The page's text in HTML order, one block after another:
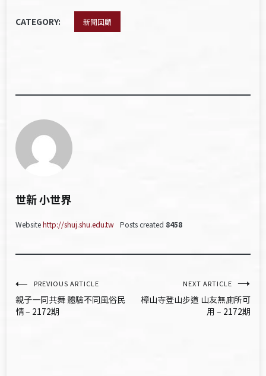
CATEGORY: 新聞回顧
世新 小世界
Websitehttp://shuj.shu.edu.tw Posts created 8458
文
章
PREVIOUS ARTICLE
親子一同共舞 體驗不同風俗民
情 – 2172期
NEXT ARTICLE
樟山寺登山步道 山友無廁所可
用 – 2172期